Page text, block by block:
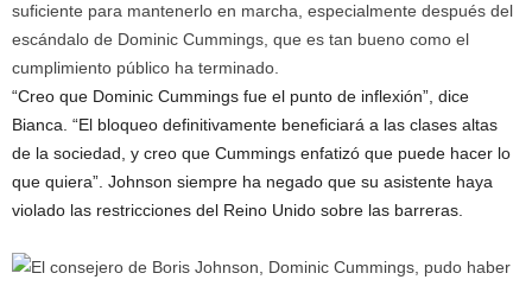
suficiente para mantenerlo en marcha, especialmente después del
escándalo de Dominic Cummings, que es tan bueno como el
cumplimiento público ha terminado.
“Creo que Dominic Cummings fue el punto de inflexión”, dice
Bianca. “El bloqueo definitivamente beneficiará a las clases altas
de la sociedad, y creo que Cummings enfatizó que puede hacer lo
que quiera”. Johnson siempre ha negado que su asistente haya
violado las restricciones del Reino Unido sobre las barreras.